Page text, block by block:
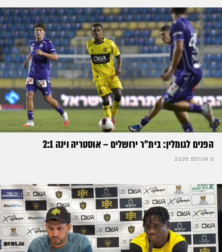
הפנים לגומלין: בית״ר ירושלים – אוסטריה וינה 2:1
6 אוגוסט 2026